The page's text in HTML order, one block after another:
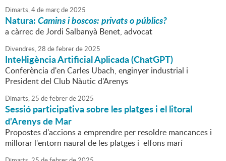
Dimarts,4de marçde2025
Natura:Camins i boscos: privats o públics?
a càrrec de Jordi Salbanyà Benet, advocat
Divendres,28 defebrerde2025
Intel·ligència Artificial Aplicada (ChatGPT)
Conferència d'en Carles Ubach, enginyer industrial i
President del Club Nàutic d'Arenys
Dimarts,25 defebrerde2025
Sessió participativa sobre les platges i el litoral
d'Arenys de Mar
Propostes d'accions a emprendre per resoldre mancances i
millorar l'entorn naural de les platges i elfons marí